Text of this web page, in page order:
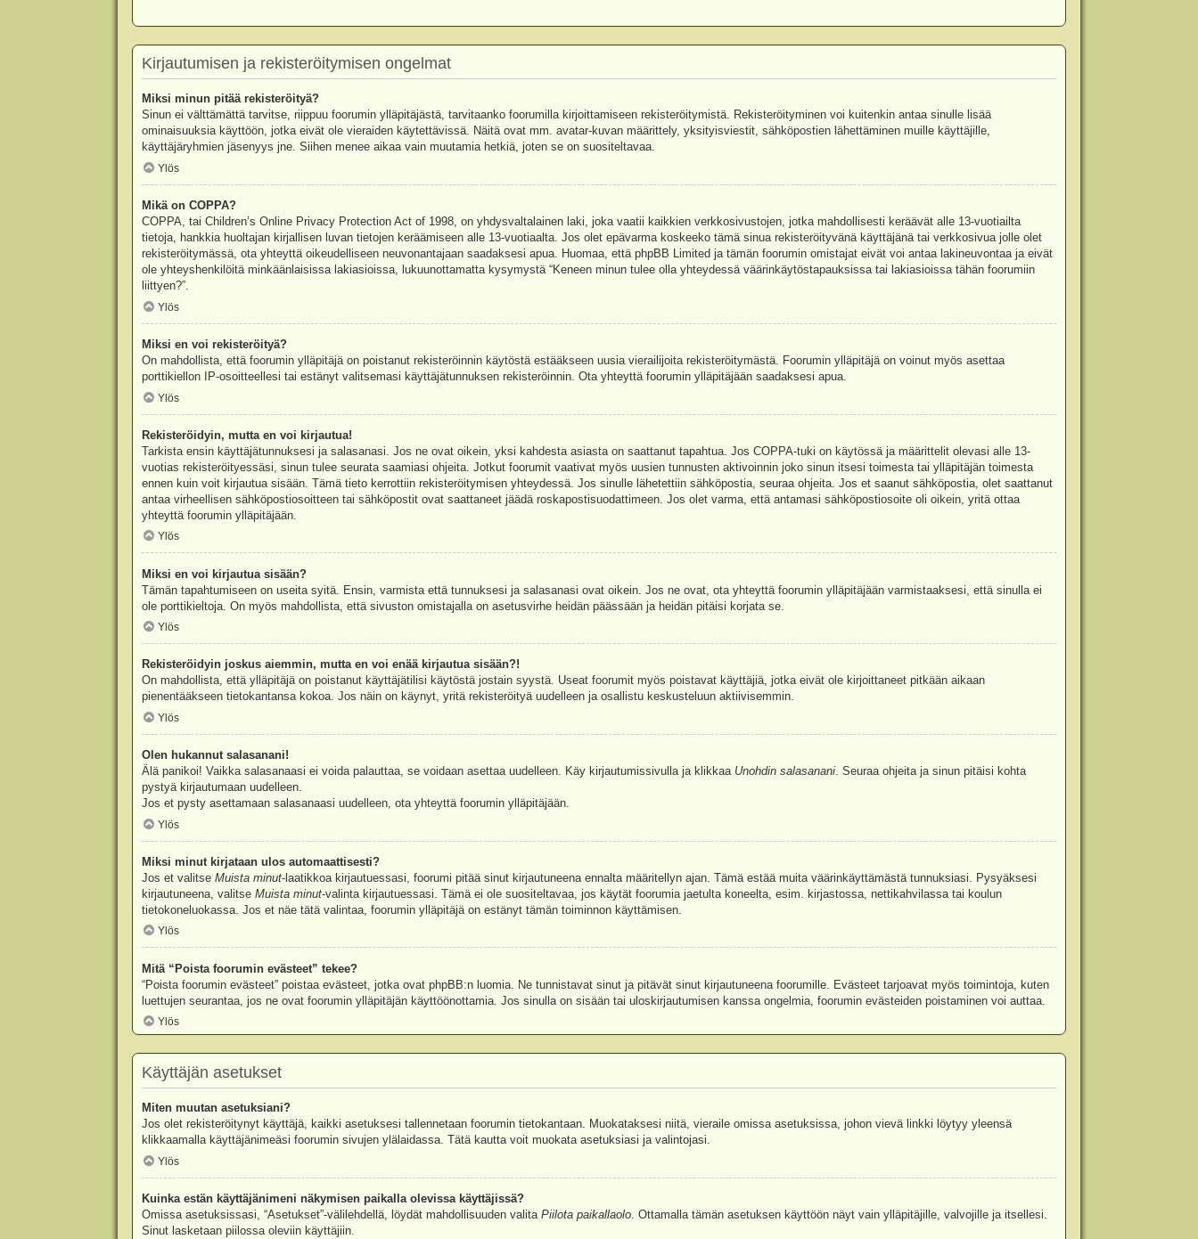
Kirjautumisen ja rekisteröitymisen ongelmat
Miksi minun pitää rekisteröityä?
Sinun ei välttämättä tarvitse, riippuu foorumin ylläpitäjästä, tarvitaanko foorumilla kirjoittamiseen rekisteröitymistä. Rekisteröityminen voi kuitenkin antaa sinulle lisää
ominaisuuksia käyttöön, jotka eivät ole vieraiden käytettävissä. Näitä ovat mm. avatar-kuvan määrittely, yksityisviestit, sähköpostien lähettäminen muille käyttäjille,
käyttäjäryhmien jäsenyys jne. Siihen menee aikaa vain muutamia hetkiä, joten se on suositeltavaa.
Ylös
Mikä on COPPA?
COPPA, tai Children’s Online Privacy Protection Act of 1998, on yhdysvaltalainen laki, joka vaatii kaikkien verkkosivustojen, jotka mahdollisesti keräävät alle 13-vuotiailta
tietoja, hankkia huoltajan kirjallisen luvan tietojen keräämiseen alle 13-vuotiaalta. Jos olet epävarma koskeeko tämä sinua rekisteröityvänä käyttäjänä tai verkkosivua jolle olet
rekisteröitymässä, ota yhteyttä oikeudelliseen neuvonantajaan saadaksesi apua. Huomaa, että phpBB Limited ja tämän foorumin omistajat eivät voi antaa lakineuvontaa ja eivät
ole yhteyshenkilöitä minkäänlaisissa lakiasioissa, lukuunottamatta kysymystä “Keneen minun tulee olla yhteydessä väärinkäytöstapauksissa tai lakiasioissa tähän foorumiin
liittyen?”.
Ylös
Miksi en voi rekisteröityä?
On mahdollista, että foorumin ylläpitäjä on poistanut rekisteröinnin käytöstä estääkseen uusia vierailijoita rekisteröitymästä. Foorumin ylläpitäjä on voinut myös asettaa
porttikiellon IP-osoitteellesi tai estänyt valitsemasi käyttäjätunnuksen rekisteröinnin. Ota yhteyttä foorumin ylläpitäjään saadaksesi apua.
Ylös
Rekisteröidyin, mutta en voi kirjautua!
Tarkista ensin käyttäjätunnuksesi ja salasanasi. Jos ne ovat oikein, yksi kahdesta asiasta on saattanut tapahtua. Jos COPPA-tuki on käytössä ja määrittelit olevasi alle 13-
vuotias rekisteröityessäsi, sinun tulee seurata saamiasi ohjeita. Jotkut foorumit vaativat myös uusien tunnusten aktivoinnin joko sinun itsesi toimesta tai ylläpitäjän toimesta
ennen kuin voit kirjautua sisään. Tämä tieto kerrottiin rekisteröitymisen yhteydessä. Jos sinulle lähetettiin sähköpostia, seuraa ohjeita. Jos et saanut sähköpostia, olet saattanut
antaa virheellisen sähköpostiosoitteen tai sähköpostit ovat saattaneet jäädä roskapostisuodattimeen. Jos olet varma, että antamasi sähköpostiosoite oli oikein, yritä ottaa
yhteyttä foorumin ylläpitäjään.
Ylös
Miksi en voi kirjautua sisään?
Tämän tapahtumiseen on useita syitä. Ensin, varmista että tunnuksesi ja salasanasi ovat oikein. Jos ne ovat, ota yhteyttä foorumin ylläpitäjään varmistaaksesi, että sinulla ei
ole porttikieltoja. On myös mahdollista, että sivuston omistajalla on asetusvirhe heidän päässään ja heidän pitäisi korjata se.
Ylös
Rekisteröidyin joskus aiemmin, mutta en voi enää kirjautua sisään?!
On mahdollista, että ylläpitäjä on poistanut käyttäjätilisi käytöstä jostain syystä. Useat foorumit myös poistavat käyttäjiä, jotka eivät ole kirjoittaneet pitkään aikaan
pienentääkseen tietokantansa kokoa. Jos näin on käynyt, yritä rekisteröityä uudelleen ja osallistu keskusteluun aktiivisemmin.
Ylös
Olen hukannut salasanani!
Älä panikoi! Vaikka salasanaasi ei voida palauttaa, se voidaan asettaa uudelleen. Käy kirjautumissivulla ja klikkaa Unohdin salasanani. Seuraa ohjeita ja sinun pitäisi kohta
pystyä kirjautumaan uudelleen.
Jos et pysty asettamaan salasanaasi uudelleen, ota yhteyttä foorumin ylläpitäjään.
Ylös
Miksi minut kirjataan ulos automaattisesti?
Jos et valitse Muista minut-laatikkoa kirjautuessasi, foorumi pitää sinut kirjautuneena ennalta määritellyn ajan. Tämä estää muita väärinkäyttämästä tunnuksiasi. Pysyäksesi
kirjautuneena, valitse Muista minut-valinta kirjautuessasi. Tämä ei ole suositeltavaa, jos käytät foorumia jaetulta koneelta, esim. kirjastossa, nettikahvilassa tai koulun
tietokoneluokassa. Jos et näe tätä valintaa, foorumin ylläpitäjä on estänyt tämän toiminnon käyttämisen.
Ylös
Mitä “Poista foorumin evästeet” tekee?
“Poista foorumin evästeet” poistaa evästeet, jotka ovat phpBB:n luomia. Ne tunnistavat sinut ja pitävät sinut kirjautuneena foorumille. Evästeet tarjoavat myös toimintoja, kuten
luettujen seurantaa, jos ne ovat foorumin ylläpitäjän käyttöönottamia. Jos sinulla on sisään tai uloskirjautumisen kanssa ongelmia, foorumin evästeiden poistaminen voi auttaa.
Ylös
Käyttäjän asetukset
Miten muutan asetuksiani?
Jos olet rekisteröitynyt käyttäjä, kaikki asetuksesi tallennetaan foorumin tietokantaan. Muokataksesi niitä, vieraile omissa asetuksissa, johon vievä linkki löytyy yleensä
klikkaamalla käyttäjänimeäsi foorumin sivujen ylälaidassa. Tätä kautta voit muokata asetuksiasi ja valintojasi.
Ylös
Kuinka estän käyttäjänimeni näkymisen paikalla olevissa käyttäjissä?
Omissa asetuksissasi, “Asetukset”-välilehdellä, löydät mahdollisuuden valita Piilota paikallaolo. Ottamalla tämän asetuksen käyttöön näyt vain ylläpitäjille, valvojille ja itsellesi.
Sinut lasketaan piilossa oleviin käyttäjiin.